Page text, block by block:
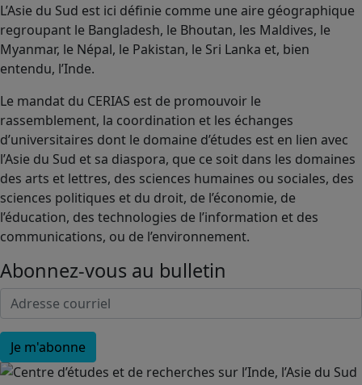
L’Asie du Sud est ici définie comme une aire géographique
regroupant le Bangladesh, le Bhoutan, les Maldives, le
Myanmar, le Népal, le Pakistan, le Sri Lanka et, bien
entendu, l’Inde.
Le mandat du CERIAS est de promouvoir le
rassemblement, la coordination et les échanges
d’universitaires dont le domaine d’études est en lien avec
l’Asie du Sud et sa diaspora, que ce soit dans les domaines
des arts et lettres, des sciences humaines ou sociales, des
sciences politiques et du droit, de l’économie, de
l’éducation, des technologies de l’information et des
communications, ou de l’environnement.
Abonnez-vous au bulletin